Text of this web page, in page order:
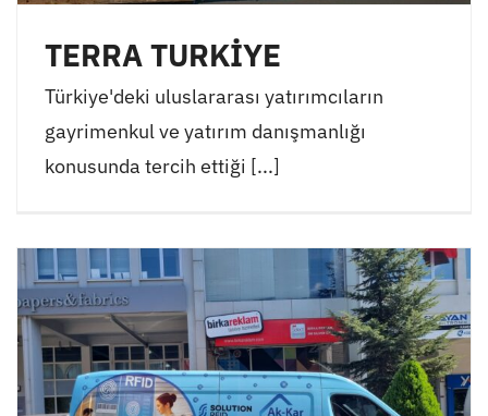
TERRA TURKİYE
Türkiye'deki uluslararası yatırımcıların
gayrimenkul ve yatırım danışmanlığı
konusunda tercih ettiği [...]